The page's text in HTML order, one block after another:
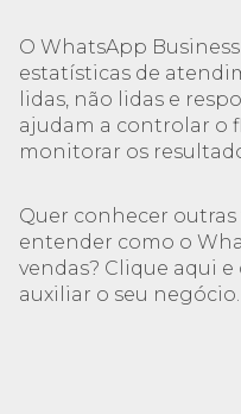
O WhatsApp
estatísticas de
lidas, não lidas e
ajudam a controlar o
monitorar os
Quer conhecer
entender como o
vendas? Clique aqui
auxiliar o seu negócio.